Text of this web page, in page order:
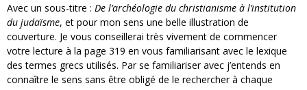
Avec un sous-titre : De l’archéologie du christianisme à l’institution
du judaïsme, et pour mon sens une belle illustration de
couverture. Je vous conseillerai très vivement de commencer
votre lecture à la page 319 en vous familiarisant avec le lexique
des termes grecs utilisés. Par se familiariser avec j’entends en
connaître le sens sans être obligé de le rechercher à chaque